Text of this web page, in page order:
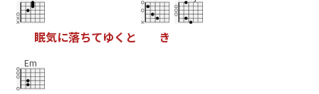
眠気に落ちてゆく と き
Em